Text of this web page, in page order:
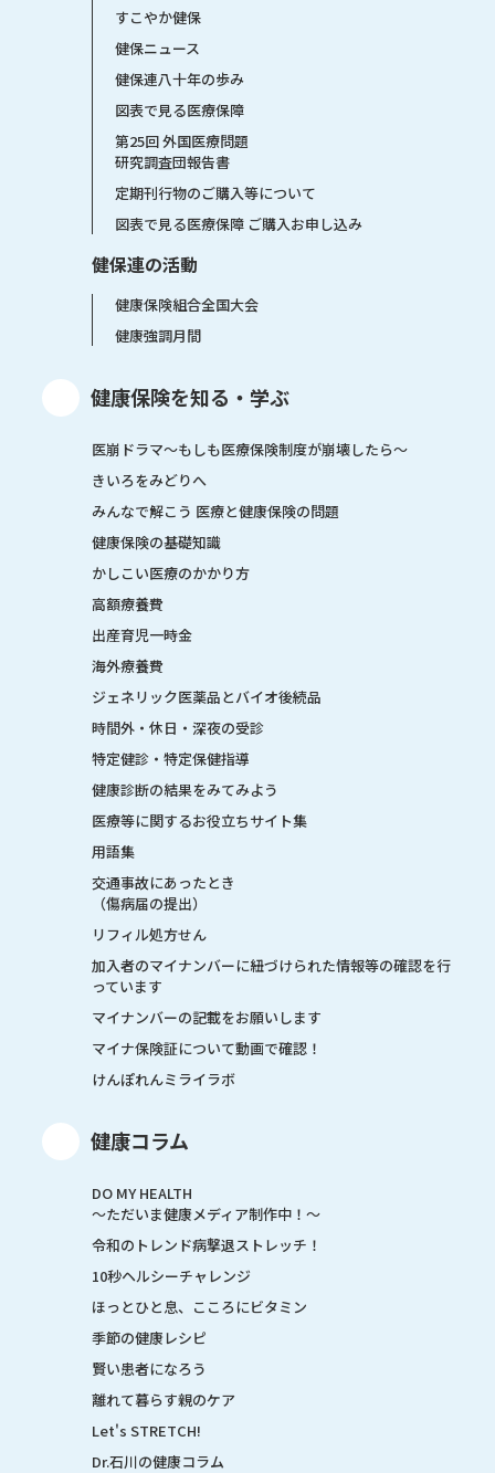
すこやか健保
健保ニュース
健保連八十年の歩み
図表で見る医療保障
第25回 外国医療問題
研究調査団報告書
定期刊行物のご購入等について
図表で見る医療保障 ご購入お申し込み
健保連の活動
健康保険組合全国大会
健康強調月間
健康保険を知る・学ぶ
医崩ドラマ〜もしも医療保険制度が崩壊したら〜
きいろをみどりへ
みんなで解こう 医療と健康保険の問題
健康保険の基礎知識
かしこい医療のかかり方
高額療養費
出産育児一時金
海外療養費
ジェネリック医薬品とバイオ後続品
時間外・休日・深夜の受診
特定健診・特定保健指導
健康診断の結果をみてみよう
医療等に関するお役立ちサイト集
用語集
交通事故にあったとき
（傷病届の提出）
リフィル処方せん
加入者のマイナンバーに紐づけられた情報等の確認を行
っています
マイナンバーの記載をお願いします
マイナ保険証について動画で確認！
けんぽれんミライラボ
健康コラム
DO MY HEALTH
～ただいま健康メディア制作中！～
令和のトレンド病撃退ストレッチ！
10秒ヘルシーチャレンジ
ほっとひと息、こころにビタミン
季節の健康レシピ
賢い患者になろう
離れて暮らす親のケア
Let's STRETCH!
Dr.石川の健康コラム